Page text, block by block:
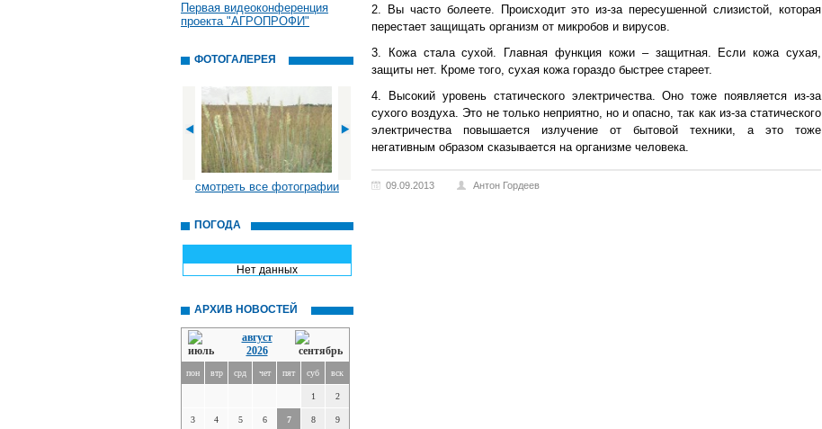
Первая видеоконференция
проекта "АГРОПРОФИ"
ФОТОГАЛЕРЕЯ
смотреть все фотографии
ПОГОДА
Нет данных
АРХИВ НОВОСТЕЙ
август
2026
пон втр срд чет пят суб вск
1 2
3 4 5 6 7 8 9
2. Вы часто болеете. Происходит это из-за пересушенной слизистой, которая
перестает защищать организм от микробов и вирусов.
3. Кожа стала сухой. Главная функция кожи – защитная. Если кожа сухая,
защиты нет. Кроме того, сухая кожа гораздо быстрее стареет.
4. Высокий уровень статического электричества. Оно тоже появляется из-за
сухого воздуха. Это не только неприятно, но и опасно, так как из-за статического
электричества повышается излучение от бытовой техники, а это тоже
негативным образом сказывается на организме человека.
09.09.2013 Антон Гордеев